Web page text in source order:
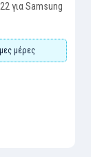
για Samsung
μέρες